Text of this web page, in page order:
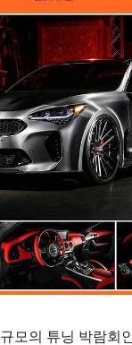
모의 튜닝 박람회